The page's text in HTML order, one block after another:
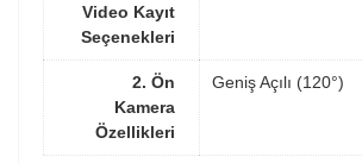
Video Kayıt
Seçenekleri
2. Ön
Kamera
Özellikleri
Geniş Açılı (120°)